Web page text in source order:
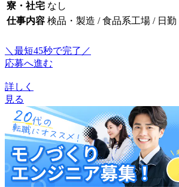
寮・社宅 なし
仕事内容 検品・製造 / 食品系工場 / 日勤
＼最短45秒で完了／
応募へ進む
詳しく
見る